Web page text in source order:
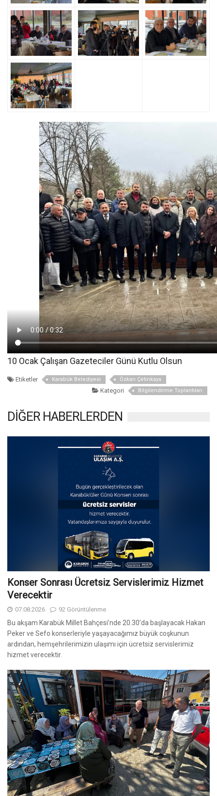
10 Ocak Çalışan Gazeteciler Günü Kutlu Olsun
Etiketler Karabük Belediyesi Özkan Çetinkaya
Kategori Bilgilendirme Toplantıları
DİĞER HABERLERDEN
Konser Sonrası Ücretsiz Servislerimiz Hizmet
Verecektir
07.08.2026 92 Görüntülenme
Bu akşam Karabük Millet Bahçesi’nde 20.30’da başlayacak Hakan
Peker ve Sefo konserleriyle yaşayacağımız büyük coşkunun
ardından, hemşehrilerimizin ulaşımı için ücretsiz servislerimiz
hizmet verecektir.